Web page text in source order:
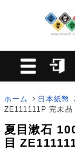
ホーム 日本紙幣
ZE111111P 完未品
夏目漱石
目